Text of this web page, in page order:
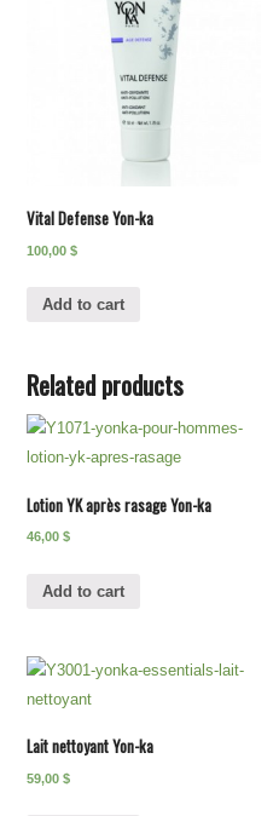
Vital Defense Yon-ka
100,00$
Add to cart
Related products
Lotion YK après rasage Yon-ka
46,00$
Add to cart
Lait nettoyant Yon-ka
59,00$